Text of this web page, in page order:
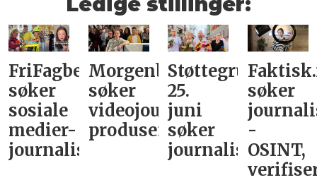
FriFagbevegelse
søker
sosiale
medier-
journalist
Morgenbladet
søker
videojournalist/podkast-
produsent
Støttegruppa
25.
juni
søker
journalist
søker
-
OSINT,